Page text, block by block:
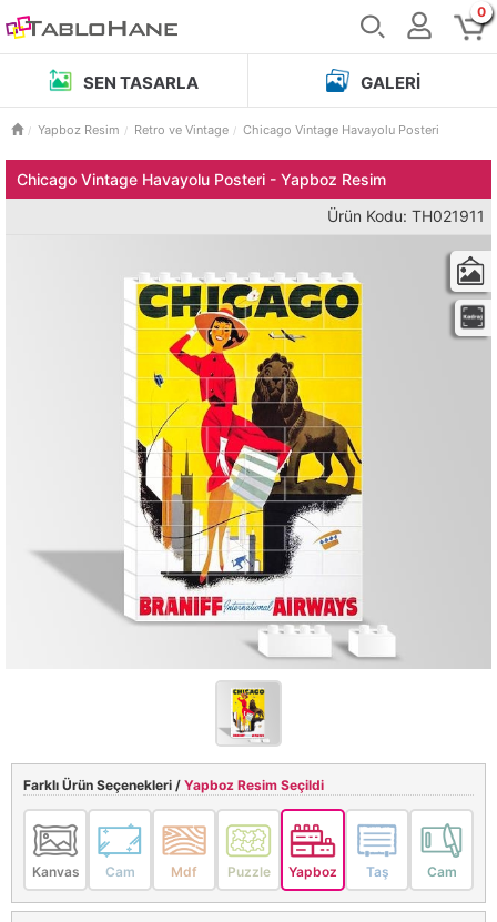
0
SEN TASARLA GALERI
Yapboz Resim Retro ve Vintage Chicago Vintage Havayolu Posteri
Chicago Vintage Havayolu Posteri - Yapboz Resim
Ürün Kodu: TH021911
Farklı Ürün Seçenekleri / Yapboz Resim Seçildi
Kanvas Cam Mdf Puzzle Yapboz Taş Cam